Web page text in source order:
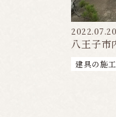
2022.07.20
八王子
建具の施工